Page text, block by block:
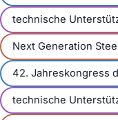
technische
Next Generation
42. Jahreskongress
technische